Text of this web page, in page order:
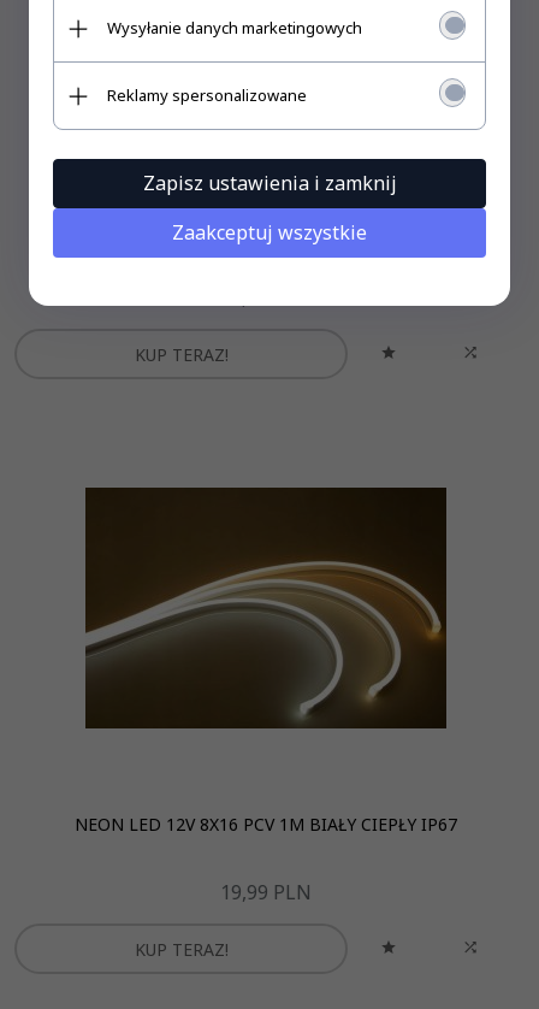
NEON LED 12V SILICONE 4x10 R2,5 BIAŁY CIEPŁY IP67
KUP TERAZ!
NEON LED 12V 8X16 PCV 1M BIAŁY CIEPŁY IP67
19,99 PLN
KUP TERAZ!
Wysyłanie danych marketingowych
Reklamy spersonalizowane
Zapisz ustawienia i zamknij
Zaakceptuj wszystkie